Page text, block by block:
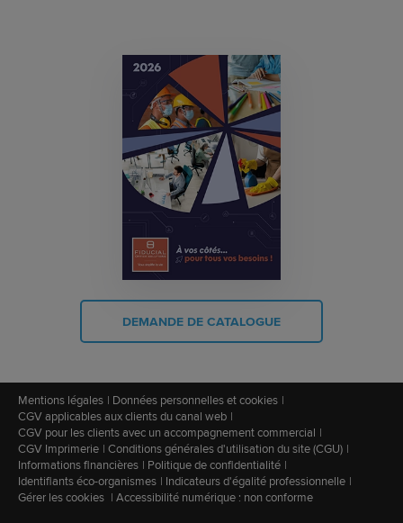
DEMANDE DE CATALOGUE
Mentions légales
Données personnelles et cookies
CGV applicables aux clients du canal web
CGV pour les clients avec un accompagnement commercial
CGV Imprimerie Conditions générales d'utilisation du site (CGU)
Informations financières
Politique de confidentialité
Identifiants éco-organismes
Indicateurs d'égalité professionnelle
Gérer les cookies
Accessibilité numérique : non conforme